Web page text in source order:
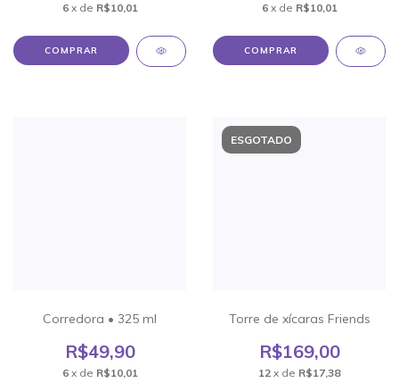
6 x de R$10,01
COMPRAR
6 x de R$10,01
COMPRAR
Corredora • 325 ml
R$49,90
6 x de R$10,01
ESGOTADO
Torre de xícaras Friends
R$169,00
12 x de R$17,38